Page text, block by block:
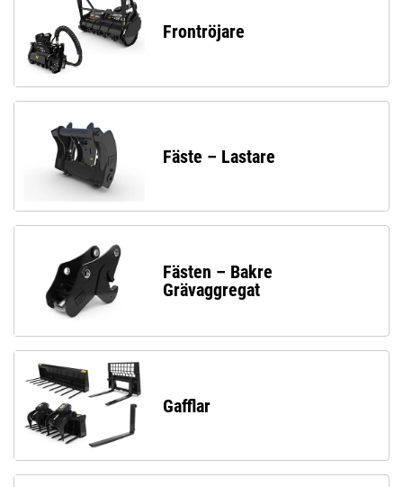
Frontröjare
Fäste – Lastare
Fästen – Bakre
Grävaggregat
Gafflar